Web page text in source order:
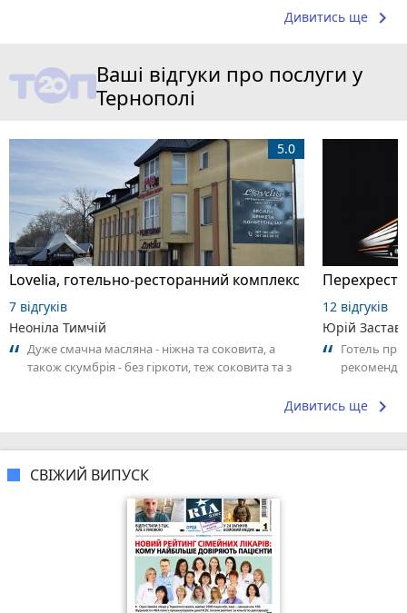
Дивитись ще keyboard_arrow_right
Ваші відгуки про послуги у
Тернополі
Lovelia, готельно-ресторанний комплекс
5.0
7 відгуків
Неоніла Тимчій
Дуже смачна масляна - ніжна та соковита, а
також скумбрія - без гіркоти, теж соковита та з
12 відгуків
Юрій
Готель
Дивитись ще keyboard_arrow_right
СВІЖИЙ ВИПУСК